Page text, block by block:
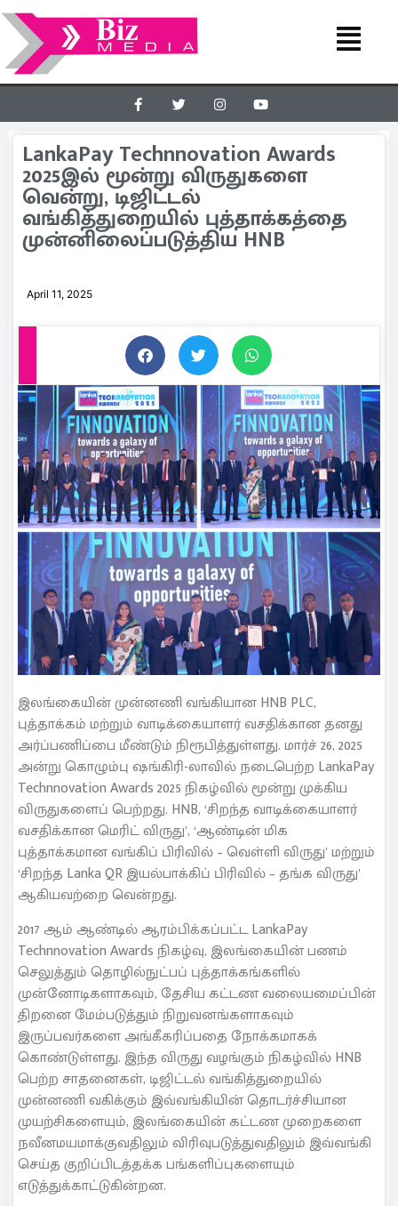
LankaPay Technnovation Awards
2025இல் மூன்று விருதுகளை
வென்று, டிஜிட்டல்
வங்கித்துறையில் புத்தாக்கத்தை
முன்னிலைப்படுத்திய HNB
April 11, 2025
இலங்கையின் முன்னணி வங்கியான HNB PLC,
புத்தாக்கம் மற்றும் வாடிக்கையாளர் வசதிக்கான தனது
அர்ப்பணிப்பை மீண்டும் நிரூபித்துள்ளது. மார்ச் 26, 2025
அன்று கொழும்பு ஷங்கிரி-லாவில் நடைபெற்ற LankaPay
Technnovation Awards 2025 நிகழ்வில் மூன்று முக்கிய
விருதுகளைப் பெற்றது. HNB, ‘சிறந்த வாடிக்கையாளர்
வசதிக்கான மெரிட் விருது’, ‘ஆண்டின் மிக
புத்தாக்கமான வங்கிப் பிரிவில் – வெள்ளி விருது’ மற்றும்
‘சிறந்த Lanka QR இயல்பாக்கிப் பிரிவில் – தங்க விருது’
ஆகியவற்றை வென்றது.
2017 ஆம் ஆண்டில் ஆரம்பிக்கப்பட்ட LankaPay
Technnovation Awards நிகழ்வு, இலங்கையின் பணம்
செலுத்தும் தொழில்நுட்பப் புத்தாக்கங்களில்
முன்னோடிகளாகவும், தேசிய கட்டண வலையமைப்பின்
திறனை மேம்படுத்தும் நிறுவனங்களாகவும்
இருப்பவர்களை அங்கீகரிப்பதை நோக்கமாகக்
கொண்டுள்ளது. இந்த விருது வழங்கும் நிகழ்வில் HNB
பெற்ற சாதனைகள், டிஜிட்டல் வங்கித்துறையில்
முன்னணி வகிக்கும் இவ்வங்கியின் தொடர்ச்சியான
முயற்சிகளையும், இலங்கையின் கட்டண முறைகளை
நவீனமயமாக்குவதிலும் விரிவுபடுத்துவதிலும் இவ்வங்கி
செய்த குறிப்பிடத்தக்க பங்களிப்புகளையும்
எடுத்துக்காட்டுகின்றன.